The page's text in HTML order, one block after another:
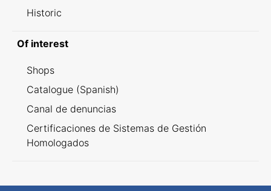
Historic
Of interest
Shops
Catalogue (Spanish)
Canal de denuncias
Certificaciones de Sistemas de Gestión
Homologados